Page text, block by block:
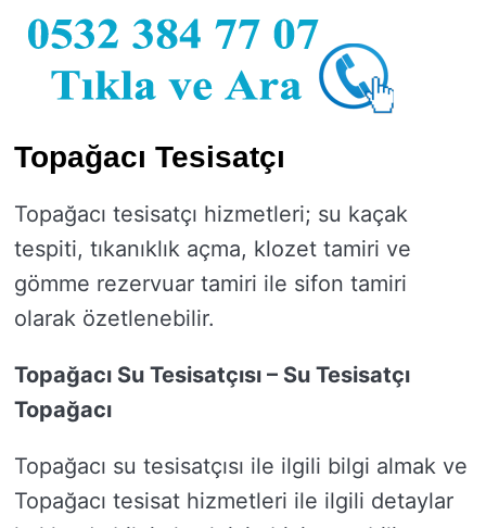
Topağacı Tesisatçı
Topağacı tesisatçı hizmetleri; su kaçak
tespiti, tıkanıklık açma, klozet tamiri ve
gömme rezervuar tamiri ile sifon tamiri
olarak özetlenebilir.
Topağacı Su Tesisatçısı – Su Tesisatçı
Topağacı
Topağacı su tesisatçısı ile ilgili bilgi almak ve
Topağacı tesisat hizmetleri ile ilgili detaylar